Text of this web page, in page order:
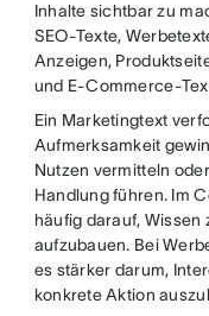
Inhalte sichtbar zu
SEO-Texte,
Anzeigen,
und E-Commerce-
Ein Marketingtext
Aufmerksamkeit
Nutzen vermitteln
Handlung führen. Im
häufig darauf, Wissen
aufzubauen. Bei
es stärker darum,
konkrete Aktion